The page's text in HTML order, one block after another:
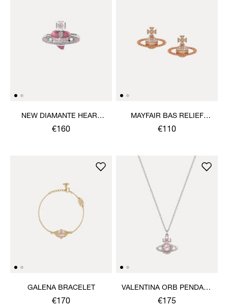
NEW DIAMANTE HEART
RING
€160
MAYFAIR BAS RELIEF
EARRINGS
€110
GALENA BRACELET
€170
VALENTINA ORB PENDANT
NECKLACE
€175